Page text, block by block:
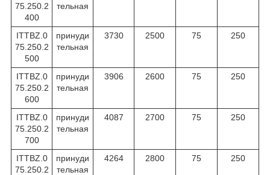
75.250.2
400
тельная
ITTBZ.0
75.250.2
500
принуди
тельная
3730 2500 75 250
ITTBZ.0
75.250.2
600
принуди
тельная
3906 2600 75 250
ITTBZ.0
75.250.2
700
принуди
тельная
4087 2700 75 250
ITTBZ.0
75.250.2
принуди
тельная
4264 2800 75 250